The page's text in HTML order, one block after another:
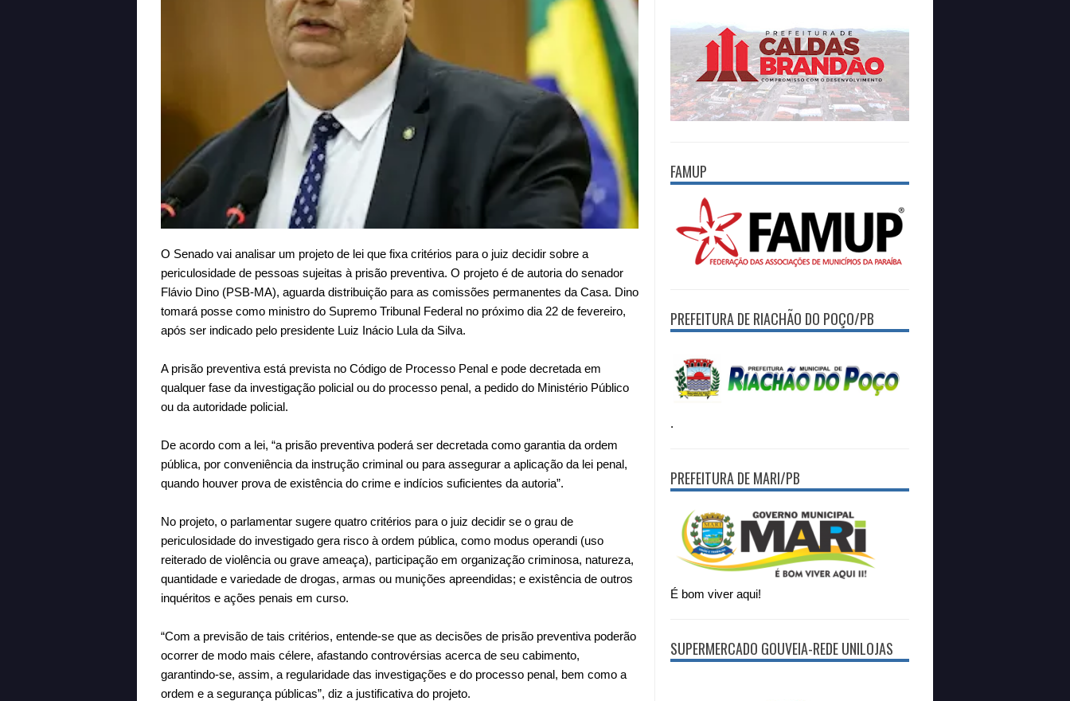
O Senado vai analisar um projeto de lei que fixa critérios para o juiz decidir sobre a
periculosidade de pessoas sujeitas à prisão preventiva. O projeto é de autoria do senador
Flávio Dino (PSB-MA), aguarda distribuição para as comissões permanentes da Casa. Dino
tomará posse como ministro do Supremo Tribunal Federal no próximo dia 22 de fevereiro,
após ser indicado pelo presidente Luiz Inácio Lula da Silva.
A prisão preventiva está prevista no Código de Processo Penal e pode decretada em
qualquer fase da investigação policial ou do processo penal, a pedido do Ministério Público
ou da autoridade policial.
De acordo com a lei, “a prisão preventiva poderá ser decretada como garantia da ordem
pública, por conveniência da instrução criminal ou para assegurar a aplicação da lei penal,
quando houver prova de existência do crime e indícios suficientes da autoria”.
No projeto, o parlamentar sugere quatro critérios para o juiz decidir se o grau de
periculosidade do investigado gera risco à ordem pública, como modus operandi (uso
reiterado de violência ou grave ameaça), participação em organização criminosa, natureza,
quantidade e variedade de drogas, armas ou munições apreendidas; e existência de outros
inquéritos e ações penais em curso.
“Com a previsão de tais critérios, entende-se que as decisões de prisão preventiva poderão
ocorrer de modo mais célere, afastando controvérsias acerca de seu cabimento,
garantindo-se, assim, a regularidade das investigações e do processo penal, bem como a
ordem e a segurança públicas”, diz a justificativa do projeto.
FAMUP
PREFEITURA DE RIACHÃO DO POÇO/PB
.
PREFEITURA DE MARI/PB
É bom viver aqui!
SUPERMERCADO GOUVEIA-REDE UNILOJAS